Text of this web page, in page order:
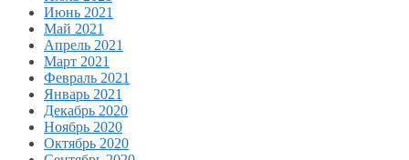
Июнь 2021
Май 2021
Апрель 2021
Март 2021
Февраль 2021
Январь 2021
Декабрь 2020
Ноябрь 2020
Октябрь 2020